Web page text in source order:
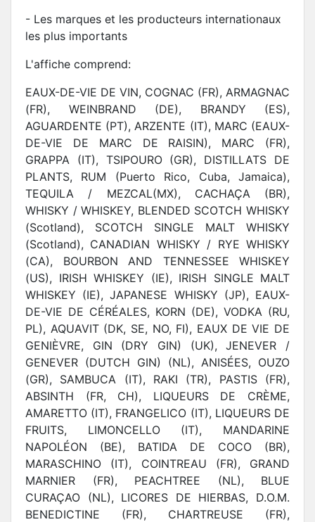
- Les marques et les producteurs internationaux
les plus importants
L'affiche comprend:
EAUX-DE-VIE DE VIN, COGNAC (FR), ARMAGNAC
(FR), WEINBRAND (DE), BRANDY (ES),
AGUARDENTE (PT), ARZENTE (IT), MARC (EAUX-
DE-VIE DE MARC DE RAISIN), MARC (FR),
GRAPPA (IT), TSIPOURO (GR), DISTILLATS DE
PLANTS, RUM (Puerto Rico, Cuba, Jamaica),
TEQUILA / MEZCAL(MX), CACHAÇA (BR),
WHISKY / WHISKEY, BLENDED SCOTCH WHISKY
(Scotland), SCOTCH SINGLE MALT WHISKY
(Scotland), CANADIAN WHISKY / RYE WHISKY
(CA), BOURBON AND TENNESSEE WHISKEY
(US), IRISH WHISKEY (IE), IRISH SINGLE MALT
WHISKEY (IE), JAPANESE WHISKY (JP), EAUX-
DE-VIE DE CÉRÉALES, KORN (DE), VODKA (RU,
PL), AQUAVIT (DK, SE, NO, FI), EAUX DE VIE DE
GENIÈVRE, GIN (DRY GIN) (UK), JENEVER /
GENEVER (DUTCH GIN) (NL), ANISÉES, OUZO
(GR), SAMBUCA (IT), RAKI (TR), PASTIS (FR),
ABSINTH (FR, CH), LIQUEURS DE CRÈME,
AMARETTO (IT), FRANGELICO (IT), LIQUEURS DE
FRUITS, LIMONCELLO (IT), MANDARINE
NAPOLÉON (BE), BATIDA DE COCO (BR),
MARASCHINO (IT), COINTREAU (FR), GRAND
MARNIER (FR), PEACHTREE (NL), BLUE
CURAÇAO (NL), LICORES DE HIERBAS, D.O.M.
BENEDICTINE (FR), CHARTREUSE (FR),